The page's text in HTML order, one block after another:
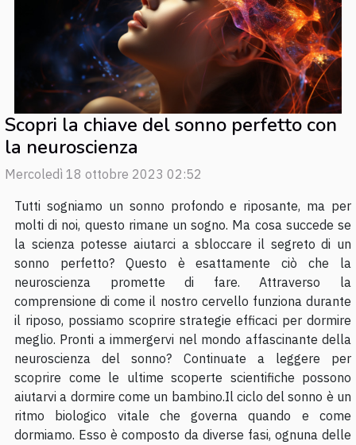
Scopri la chiave del sonno perfetto con
la neuroscienza
Mercoledì 18 ottobre 2023 02:52
Tutti sogniamo un sonno profondo e riposante, ma per
molti di noi, questo rimane un sogno. Ma cosa succede se
la scienza potesse aiutarci a sbloccare il segreto di un
sonno perfetto? Questo è esattamente ciò che la
neuroscienza promette di fare. Attraverso la
comprensione di come il nostro cervello funziona durante
il riposo, possiamo scoprire strategie efficaci per dormire
meglio. Pronti a immergervi nel mondo affascinante della
neuroscienza del sonno? Continuate a leggere per
scoprire come le ultime scoperte scientifiche possono
aiutarvi a dormire come un bambino.Il ciclo del sonno è un
ritmo biologico vitale che governa quando e come
dormiamo. Esso è composto da diverse fasi, ognuna delle